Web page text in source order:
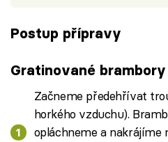
Postup přípravy
Gratinované brambory
Začneme předehřívat
horkého vzduchu).
opláchneme a nakrájíme